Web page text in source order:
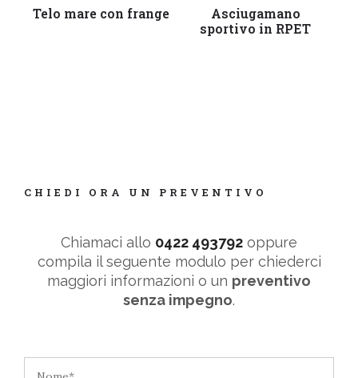
Leggi tutto
Telo mare con frange Leggi tutto
Asciugamano
sportivo in RPET
CHIEDI ORA UN PREVENTIVO
Chiamaci allo 0422 493792 oppure
compila il seguente modulo per chiederci
maggiori informazioni o un preventivo
senza impegno.